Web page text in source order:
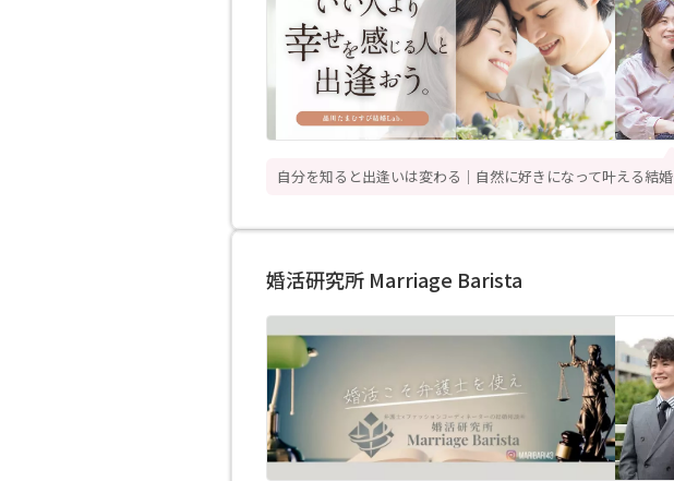
自分を知ると出逢いは変わる｜自然に好きになって叶える結婚
婚活研究所 Marriage Barista